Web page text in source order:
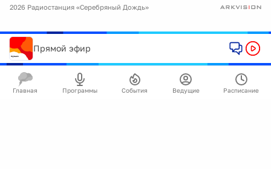
2026 Радиостанция «Серебряный Дождь»
Прямой эфир
Главная Программы События Ведущие Расписание